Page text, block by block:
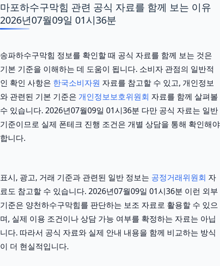
마포하수구막힘 관련 공식 자료를 함께 보는 이유
2026년07월09일 01시36분
송파하수구막힘 정보를 확인할 때 공식 자료를 함께 보는 것은
기본 기준을 이해하는 데 도움이 됩니다. 소비자 관점의 일반적
인 확인 사항은 한국소비자원 자료를 참고할 수 있고, 개인정보
와 관련된 기본 기준은 개인정보보호위원회 자료를 함께 살펴볼
수 있습니다. 2026년07월09일 01시36분 다만 공식 자료는 일반
기준이므로 실제 폰테크 진행 조건은 개별 상담을 통해 확인해야
합니다.
표시, 광고, 거래 기준과 관련된 일반 정보는 공정거래위원회 자
료도 참고할 수 있습니다. 2026년07월09일 01시36분 이런 외부
기준은 양천하수구막힘를 판단하는 보조 자료로 활용할 수 있으
며, 실제 이용 조건이나 상담 가능 여부를 확정하는 자료는 아닙
니다. 따라서 공식 자료와 실제 안내 내용을 함께 비교하는 방식
이 더 현실적입니다.